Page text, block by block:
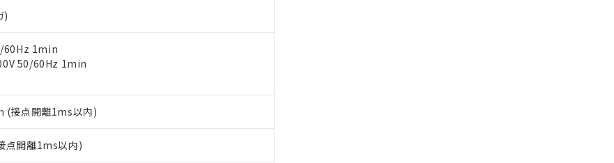
)
60Hz 1min
50/60Hz 1min
(接点開離1ms以内)
点開離1ms以内)
販売店や当社販売拠点は「
準価格結果を当社の事前の承諾なく第三者に漏洩または開示しないようお願いしま
部品リスト作成サービス）をご利用いただくには、I-Webメンバーズにご登録され
サイト上で当社にご登録された部品リストについて、当社および当社の共同利用者
サービスに関するお客様との取引・商談に必要な範囲で利用することをご了承くだ
とは、
"個人情報の共同利用に関して"
す。
などにより、予定月が前後することがあります。
ンロード
ウンロードすることができます。
）の非含有証明書
質）のすべてが基準値以下であることを示します。
下において有害物質が外部に漏えいし、環境に深刻な影響を及ぼさない年数を意
社販売部門へお問い合わせください。
を第三者に販売する場合は、上記1、2および3の内容を当該第三者に通知します。
先および販売に係わる関係者が違法に輸出するおそれがある場合は、取り引きをい
合意する
たないが在庫あり
当社販売員にご確認ください)